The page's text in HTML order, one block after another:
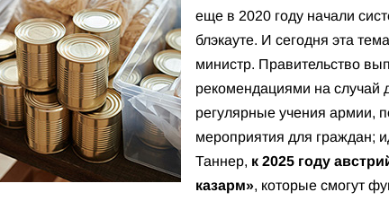
еще в 2020 году начали
блэкауте. И сегодня эта
министр. Правительство
рекомендациями на случай
регулярные учения армии,
мероприятия для граждан;
Таннер, к 2025 году
казарм», которые смогут